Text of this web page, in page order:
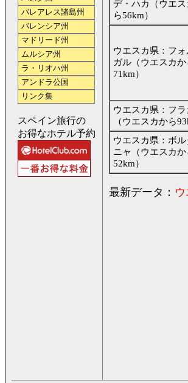
デ・ハカ（ウエ
ら56km）
ウエスカ県：フォ
ガル（ウエスカか
71km）
ウエスカ県：フラ
（ウエスカから
ウエスカ県：ボル
ニャ（ウエスカか
52km）
最新データ：
バレアレス諸島州
バレンシア州
マドリード州
ムルシア州
ラ・リオハ州
アンドラ公国
リンク集
スペイン旅行の
お得なホテル予約